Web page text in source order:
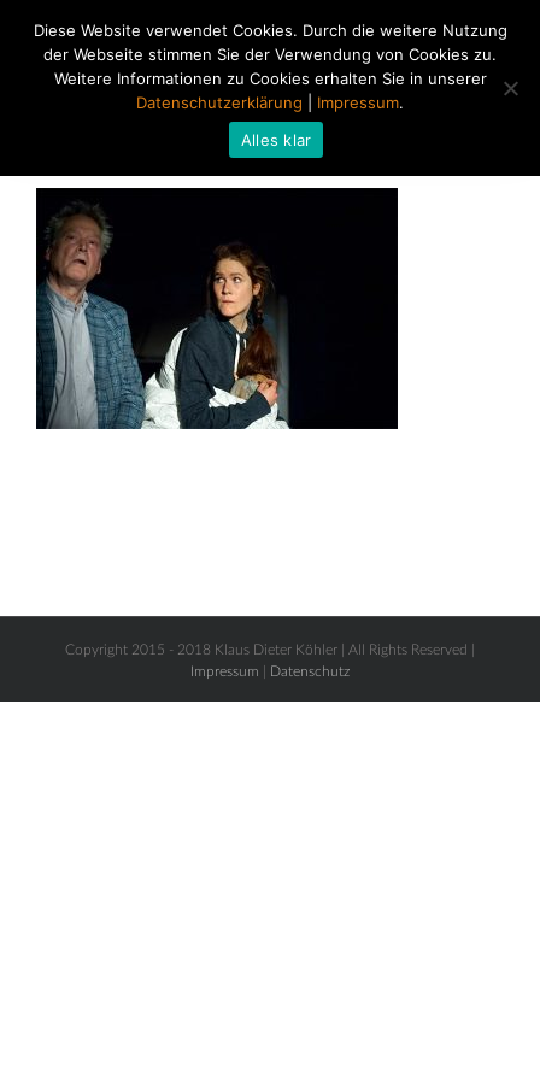
Copyright 2015 - 2018 Klaus Dieter Köhler | All Rights Reserved |
Impressum
Datenschutz
Diese Website verwendet Cookies. Durch die weitere Nutzung
der Webseite stimmen Sie der Verwendung von Cookies zu.
Weitere Informationen zu Cookies erhalten Sie in unserer
Datenschutzerklärung
Impressum.
Alles klar